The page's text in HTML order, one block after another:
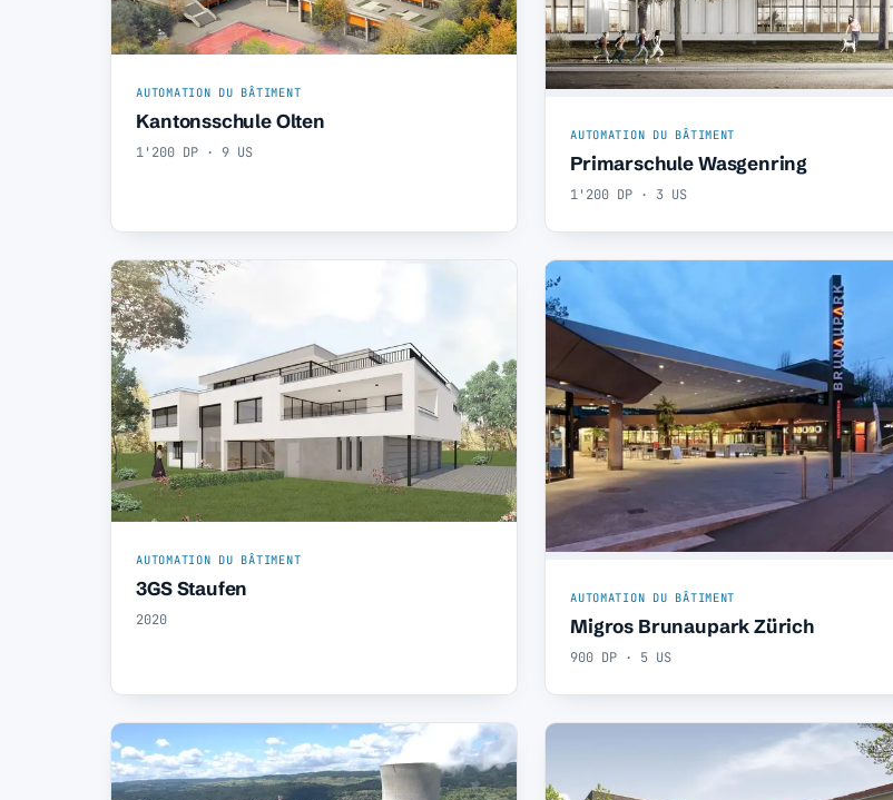
AUTOMATION DU BÂTIMENT
Kantonsschule Olten
1'200 DP · 9 US
AUTOMATION DU BÂTIMENT
Primarschule Wasgenring
1'200 DP · 3 US
AUTOMATION DU BÂTIMENT
3GS Staufen
2020
AUTOMATION DU BÂTIMENT
Migros Brunaupark Zürich
900 DP · 5 US